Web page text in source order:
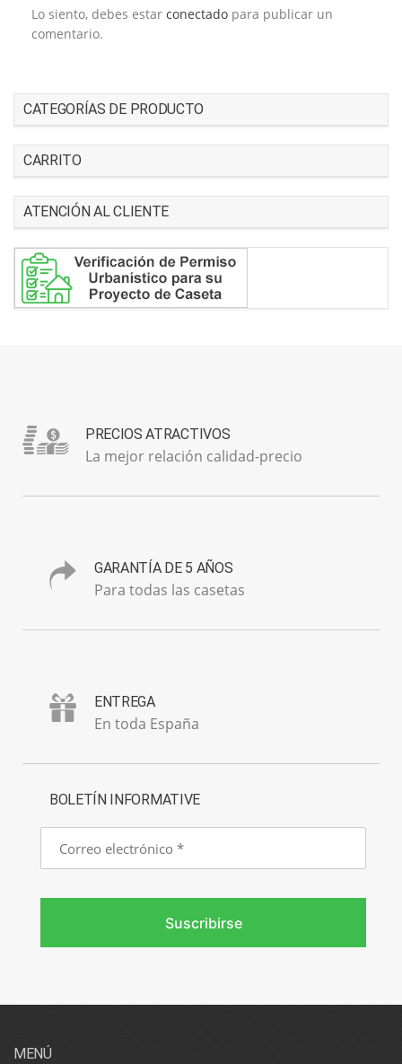
Lo siento, debes estar conectado para publicar un
comentario.
CATEGORÍAS DE PRODUCTO
CARRITO
ATENCIÓN AL CLIENTE
PRECIOS ATRACTIVOS
La mejor relación calidad-precio
GARANTÍA DE 5 AÑOS
Para todas las casetas
ENTREGA
En toda España
BOLETÍN INFORMATIVE
Correo
electrónico
Suscribirse
MENÚ